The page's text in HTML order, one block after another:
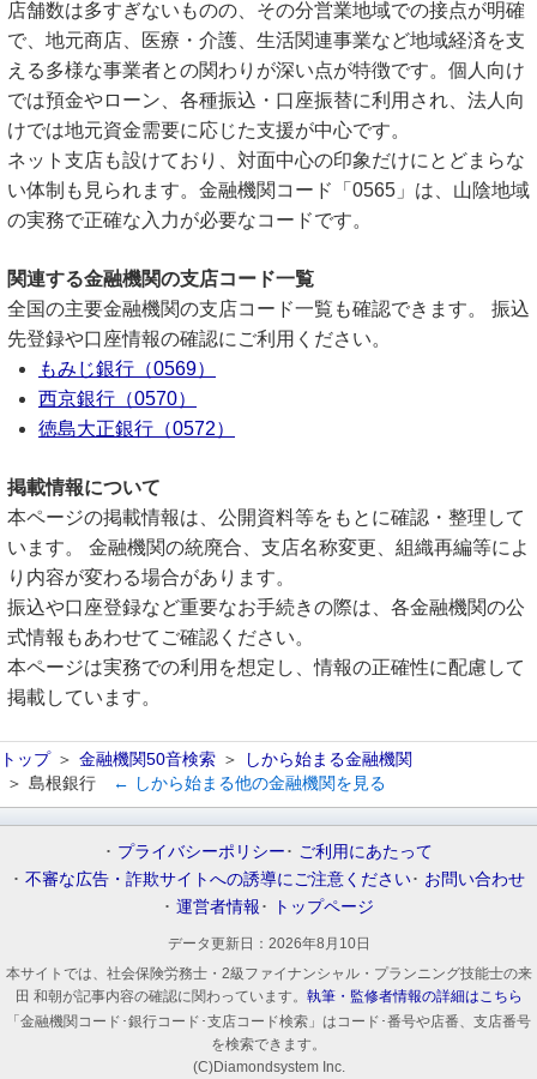
店舗数は多すぎないものの、その分営業地域での接点が明確
で、地元商店、医療・介護、生活関連事業など地域経済を支
える多様な事業者との関わりが深い点が特徴です。個人向け
では預金やローン、各種振込・口座振替に利用され、法人向
けでは地元資金需要に応じた支援が中心です。
ネット支店も設けており、対面中心の印象だけにとどまらな
い体制も見られます。金融機関コード「0565」は、山陰地域
の実務で正確な入力が必要なコードです。
関連する金融機関の支店コード一覧
全国の主要金融機関の支店コード一覧も確認できます。 振込
先登録や口座情報の確認にご利用ください。
もみじ銀行（0569）
西京銀行（0570）
徳島大正銀行（0572）
掲載情報について
本ページの掲載情報は、公開資料等をもとに確認・整理して
います。 金融機関の統廃合、支店名称変更、組織再編等によ
り内容が変わる場合があります。
振込や口座登録など重要なお手続きの際は、各金融機関の公
式情報もあわせてご確認ください。
本ページは実務での利用を想定し、情報の正確性に配慮して
掲載しています。
トップ 金融機関50音検索
しから始まる金融機関
島根銀行
← しから始まる他の金融機関を見る
プライバシーポリシー
ご利用にあたって
不審な広告・詐欺サイトへの誘導にご注意ください
お問い合わせ
運営者情報
トップページ
データ更新日： 2026年8月10日
本サイトでは、社会保険労務士・2級ファイナンシャル・プランニング技能士の来
田 和朝が記事内容の確認に関わっています。 執筆・監修者情報の詳細はこちら
「金融機関コード･銀行コード･支店コード検索」はコード･番号や店番、支店番号
を検索できます。
(C)Diamondsystem Inc.